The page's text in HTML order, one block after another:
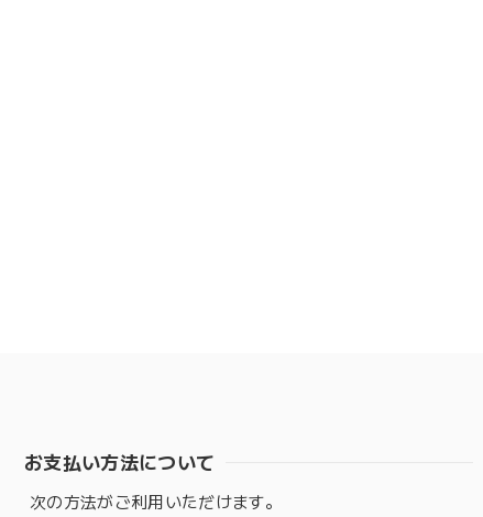
お支払い方法について
次の方法がご利用いただけます。